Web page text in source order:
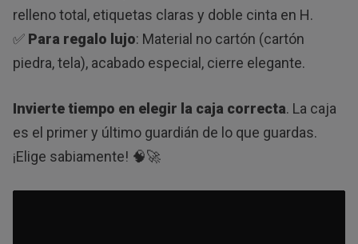
relleno total, etiquetas claras y doble cinta en H.
✅ Para regalo lujo: Material no cartón (cartón
piedra, tela), acabado especial, cierre elegante.
Invierte tiempo en elegir la caja correcta. La caja
es el primer y último guardián de lo que guardas.
¡Elige sabiamente! 🧠🚀